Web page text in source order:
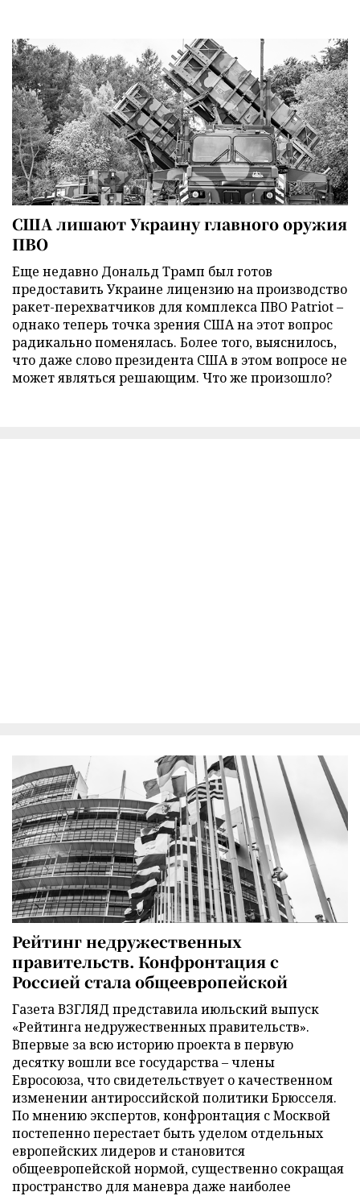
США лишают Украину главного оружия
ПВО
Еще недавно Дональд Трамп был готов
предоставить Украине лицензию на производство
ракет-перехватчиков для комплекса ПВО Patriot –
однако теперь точка зрения США на этот вопрос
радикально поменялась. Более того, выяснилось,
что даже слово президента США в этом вопросе не
может являться решающим. Что же произошло?
Рейтинг недружественных
правительств. Конфронтация с
Россией стала общеевропейской
Газета ВЗГЛЯД представила июльский выпуск
«Рейтинга недружественных правительств».
Впервые за всю историю проекта в первую
десятку вошли все государства – члены
Евросоюза, что свидетельствует о качественном
изменении антироссийской политики Брюсселя.
По мнению экспертов, конфронтация с Москвой
постепенно перестает быть уделом отдельных
европейских лидеров и становится
общеевропейской нормой, существенно сокращая
пространство для маневра даже наиболее